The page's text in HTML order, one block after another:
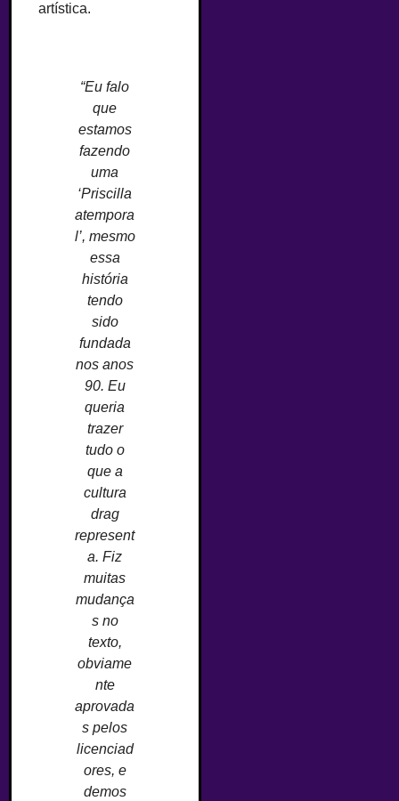
artística.
“Eu falo
que
estamos
fazendo
uma
‘Priscilla
atempora
l’, mesmo
essa
história
tendo
sido
fundada
nos anos
90. Eu
queria
trazer
tudo o
que a
cultura
drag
represent
a. Fiz
muitas
mudança
s no
texto,
obviame
nte
aprovada
s pelos
licenciad
ores, e
demos